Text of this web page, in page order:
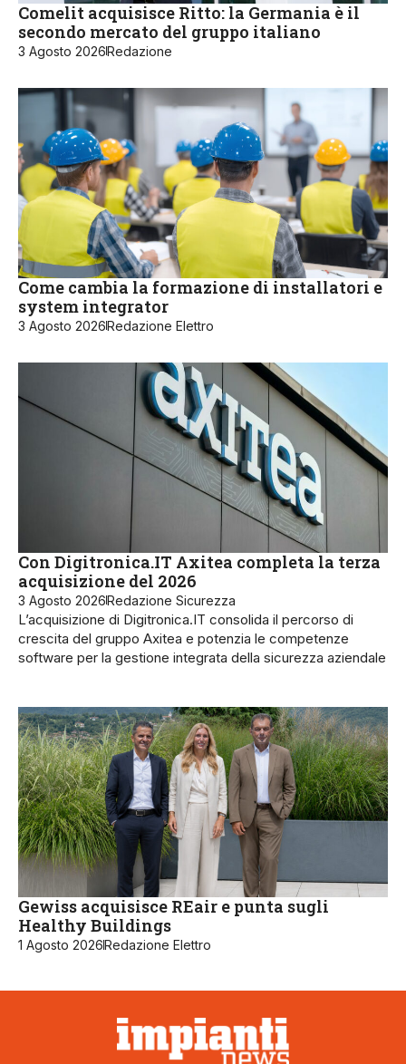
Comelit acquisisce Ritto: la Germania è il
secondo mercato del gruppo italiano
3 Agosto 2026Redazione
Come cambia la formazione di installatori e
system integrator
3 Agosto 2026Redazione Elettro
Con Digitronica.IT Axitea completa la terza
acquisizione del 2026
3 Agosto 2026Redazione Sicurezza
L’acquisizione di Digitronica.IT consolida il percorso di
crescita del gruppo Axitea e potenzia le competenze
software per la gestione integrata della sicurezza aziendale
Gewiss acquisisce REair e punta sugli
Healthy Buildings
1 Agosto 2026Redazione Elettro